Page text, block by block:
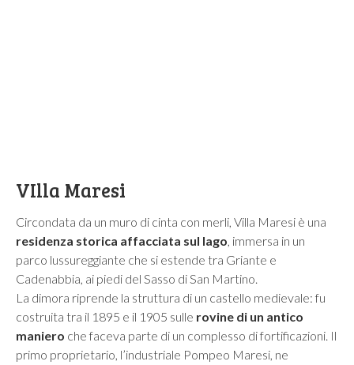
VIlla Maresi
Circondata da un muro di cinta con merli, Villa Maresi è una
residenza storica affacciata sul lago, immersa in un
parco lussureggiante che si estende tra Griante e
Cadenabbia, ai piedi del Sasso di San Martino.
La dimora riprende la struttura di un castello medievale: fu
costruita tra il 1895 e il 1905 sulle rovine di un antico
maniero che faceva parte di un complesso di fortificazioni. Il
primo proprietario, l’industriale Pompeo Maresi, ne